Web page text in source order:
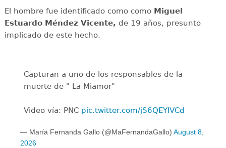
El hombre fue identificado como comoMiguel
Estuardo Méndez Vicente, de 19 años, presunto
implicado de este hecho.
Capturan a uno de los responsables de la
muerte de " La Miamor"
Video vía: PNC pic.twitter.com/jS6QEYIVCd
— María Fernanda Gallo (@MaFernandaGallo) August 8,
2026